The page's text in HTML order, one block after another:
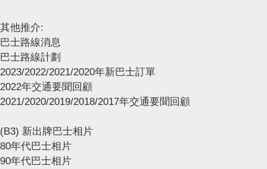
其他推介:
巴士路線消息
巴士路線計劃
2023/2022/2021/2020年新巴士訂單
2022年交通要聞回顧
2021/2020/2019/2018/2017年交通要聞回顧
(B3) 新出牌巴士相片
80年代巴士相片
90年代巴士相片